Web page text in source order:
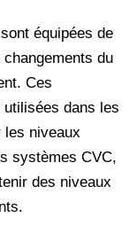
équipées de
du
Ces
dans les
les niveaux
systèmes CVC,
des niveaux